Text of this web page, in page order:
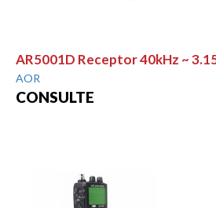
AR5001D Receptor 40kHz ~
AOR
CONSULTE